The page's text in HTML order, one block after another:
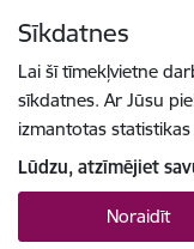
Sīkdatnes
Lai šī tīmekļvietne
sīkdatnes. Ar Jūsu
izmantotas
Lūdzu, atzīmējiet
Noraidīt